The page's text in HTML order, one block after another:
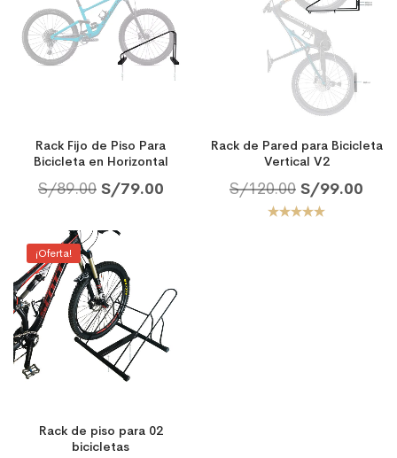
Rack Fijo de Piso Para
Bicicleta en Horizontal
S/89.00 S/79.00
Rack de Pared para Bicicleta
Vertical V2
S/120.00 S/99.00
¡Oferta!
Rack de piso para 02
bicicletas